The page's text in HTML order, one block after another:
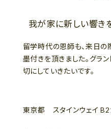
我が家に新しい響き
留学時代の恩師も、来日の
墨付きを頂きました。グラ
切にしていきたいです。
東京都 スタインウェイ